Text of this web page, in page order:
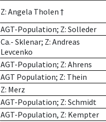
Z: Angela Tholen †
AGT-Population; Z: Solleder
Ca.- Sklenar; Z: Andreas
Levcenko
AGT-Population; Z: Ahrens
AGT Population; Z: Thein
Z: Merz
AGT-Population; Z: Schmidt
AGT-Population, Z: Kempter